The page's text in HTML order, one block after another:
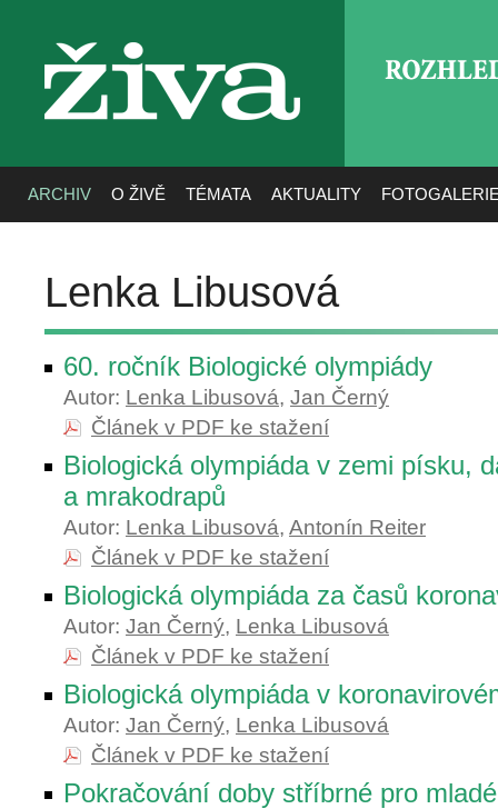
živa
ARCHIV O ŽIVĚ TÉMATA AKTUALITY
Lenka Libusová
60. ročník Biologické olympiády
Autor: Lenka Libusová, Jan Černý
Článek v PDF ke stažení
Biologická olympiáda v zemi písku,
a mrakodrapů
Autor: Lenka Libusová, Antonín Reiter
Článek v PDF ke stažení
Biologická olympiáda za časů
Autor: Jan Černý, Lenka Libusová
Článek v PDF ke stažení
Biologická olympiáda v
Autor: Jan Černý, Lenka Libusová
Článek v PDF ke stažení
Pokračování doby stříbrné pro